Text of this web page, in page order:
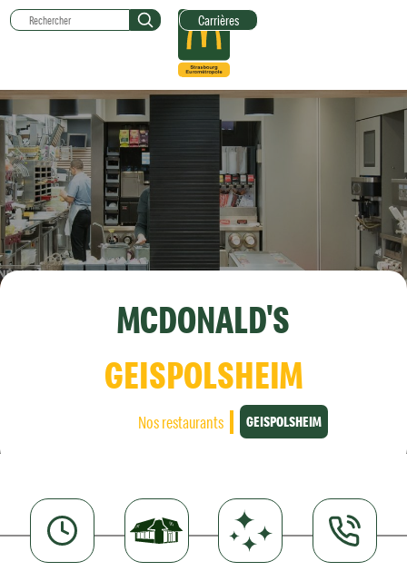
Carrières
MCDONALD'S
GEISPOLSHEIM
Nos restaurants GEISPOLSHEIM